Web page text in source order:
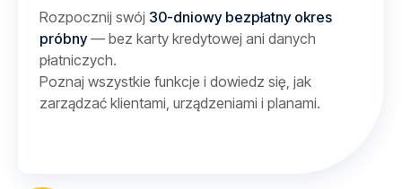
Rozpocznij swój 30-dniowy bezpłatny okres
próbny— bez karty kredytowej ani danych
płatniczych.
Poznaj wszystkie funkcje i dowiedz się, jak
zarządzać klientami, urządzeniami i planami.